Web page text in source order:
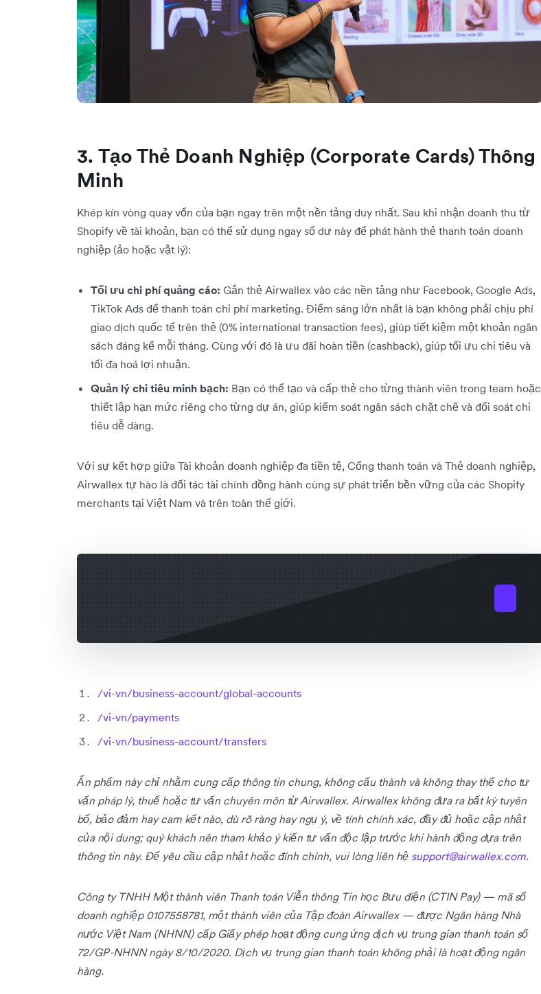
3. Tạo Thẻ Doanh Nghiệp (Corporate Cards) Thông
Minh
Khép kín vòng quay vốn của bạn ngay trên một nền tảng duy nhất. Sau khi nhận doanh thu từ
Shopify về tài khoản, bạn có thể sử dụng ngay số dư này để phát hành thẻ thanh toán doanh
nghiệp (ảo hoặc vật lý):
Tối ưu chi phí quảng cáo: Gắn thẻ Airwallex vào các nền tảng như Facebook, Google Ads,
TikTok Ads để thanh toán chi phí marketing. Điểm sáng lớn nhất là bạn không phải chịu phí
giao dịch quốc tế trên thẻ (0% international transaction fees), giúp tiết kiệm một khoản ngân
sách đáng kể mỗi tháng. Cùng với đó là ưu đãi hoàn tiền (cashback), giúp tối ưu chi tiêu và
tối đa hoá lợi nhuận.
Quản lý chi tiêu minh bạch: Bạn có thể tạo và cấp thẻ cho từng thành viên trong team hoặc
thiết lập hạn mức riêng cho từng dự án, giúp kiểm soát ngân sách chặt chẽ và đối soát chi
tiêu dễ dàng.
Với sự kết hợp giữa Tài khoản doanh nghiệp đa tiền tệ, Cổng thanh toán và Thẻ doanh nghiệp,
Airwallex tự hào là đối tác tài chính đồng hành cùng sự phát triển bền vững của các Shopify
merchants tại Việt Nam và trên toàn thế giới.
/vi-vn/business-account/global-accounts
/vi-vn/payments
/vi-vn/business-account/transfers
Ấn phẩm này chỉ nhằm cung cấp thông tin chung, không cấu thành và không thay thế cho tư
vấn pháp lý, thuế hoặc tư vấn chuyên môn từ Airwallex. Airwallex không đưa ra bất kỳ tuyên
bố, bảo đảm hay cam kết nào, dù rõ ràng hay ngụ ý, về tính chính xác, đầy đủ hoặc cập nhật
của nội dung; quý khách nên tham khảo ý kiến tư vấn độc lập trước khi hành động dựa trên
thông tin này. Để yêu cầu cập nhật hoặc đính chính, vui lòng liên hệ support@airwallex.com.
Công ty TNHH Một thành viên Thanh toán Viễn thông Tin học Bưu điện (CTIN Pay) — mã số
doanh nghiệp 0107558781, một thành viên của Tập đoàn Airwallex — được Ngân hàng Nhà
nước Việt Nam (NHNN) cấp Giấy phép hoạt động cung ứng dịch vụ trung gian thanh toán số
72/GP-NHNN ngày 8/10/2020. Dịch vụ trung gian thanh toán không phải là hoạt động ngân
hàng.